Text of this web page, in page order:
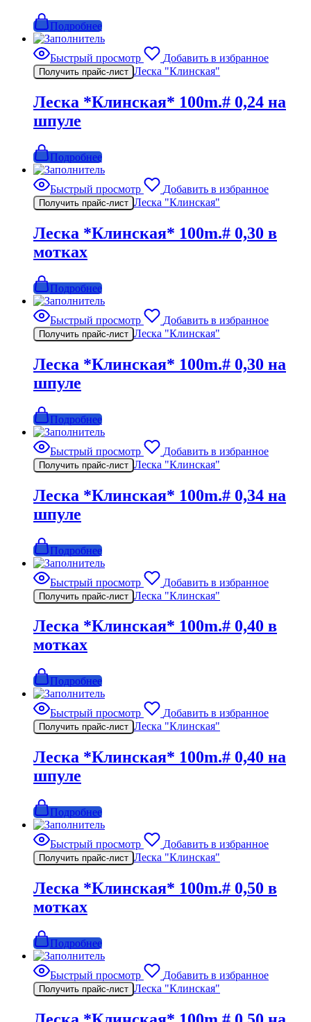
Подробнее
Быстрый просмотр Добавить в избранное
Получить прайс-лист Леска "Клинская"
Леска *Клинская* 100m.# 0,24 на
шпуле
Подробнее
Быстрый просмотр Добавить в избранное
Получить прайс-лист Леска "Клинская"
Леска *Клинская* 100m.# 0,30 в
мотках
Подробнее
Быстрый просмотр Добавить в избранное
Получить прайс-лист Леска "Клинская"
Леска *Клинская* 100m.# 0,30 на
шпуле
Подробнее
Быстрый просмотр Добавить в избранное
Получить прайс-лист Леска "Клинская"
Леска *Клинская* 100m.# 0,34 на
шпуле
Подробнее
Быстрый просмотр Добавить в избранное
Получить прайс-лист Леска "Клинская"
Леска *Клинская* 100m.# 0,40 в
мотках
Подробнее
Быстрый просмотр Добавить в избранное
Получить прайс-лист Леска "Клинская"
Леска *Клинская* 100m.# 0,40 на
шпуле
Подробнее
Быстрый просмотр Добавить в избранное
Получить прайс-лист Леска "Клинская"
Леска *Клинская* 100m.# 0,50 в
мотках
Подробнее
Быстрый просмотр Добавить в избранное
Получить прайс-лист Леска "Клинская"